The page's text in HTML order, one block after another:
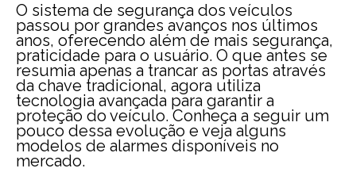
O sistema de segurança dos veículos
passou por grandes avanços nos últimos
anos, oferecendo além de mais segurança,
praticidade para o usuário. O que antes se
resumia apenas a trancar as portas através
da chave tradicional, agora utiliza
tecnologia avançada para garantir a
proteção do veículo. Conheça a seguir um
pouco dessa evolução e veja alguns
modelos de alarmes disponíveis no
mercado.